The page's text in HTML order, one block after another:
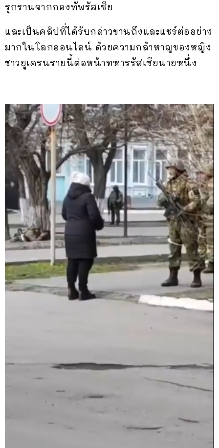
รุกรานจากกองทัพรัสเซีย
และเป็นคลิปที่ได้รับกล่าวขานถึงและแชร์ต่ออย่าง
มากในโลกออนไลน์ ด้วยความกล้าหาญของหญิง
ชาวยูเครนรายนี้ต่อหน้าทหารรัสเซียนายหนึ่ง